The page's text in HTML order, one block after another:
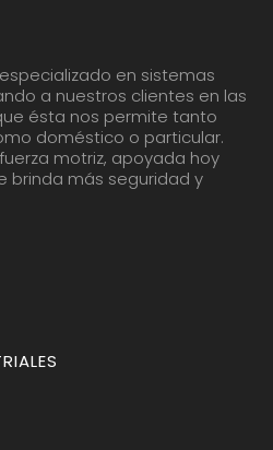
en sistemas
a nuestros clientes en las
ésta nos permite tanto
doméstico o particular.
motriz, apoyada hoy
brinda más seguridad y